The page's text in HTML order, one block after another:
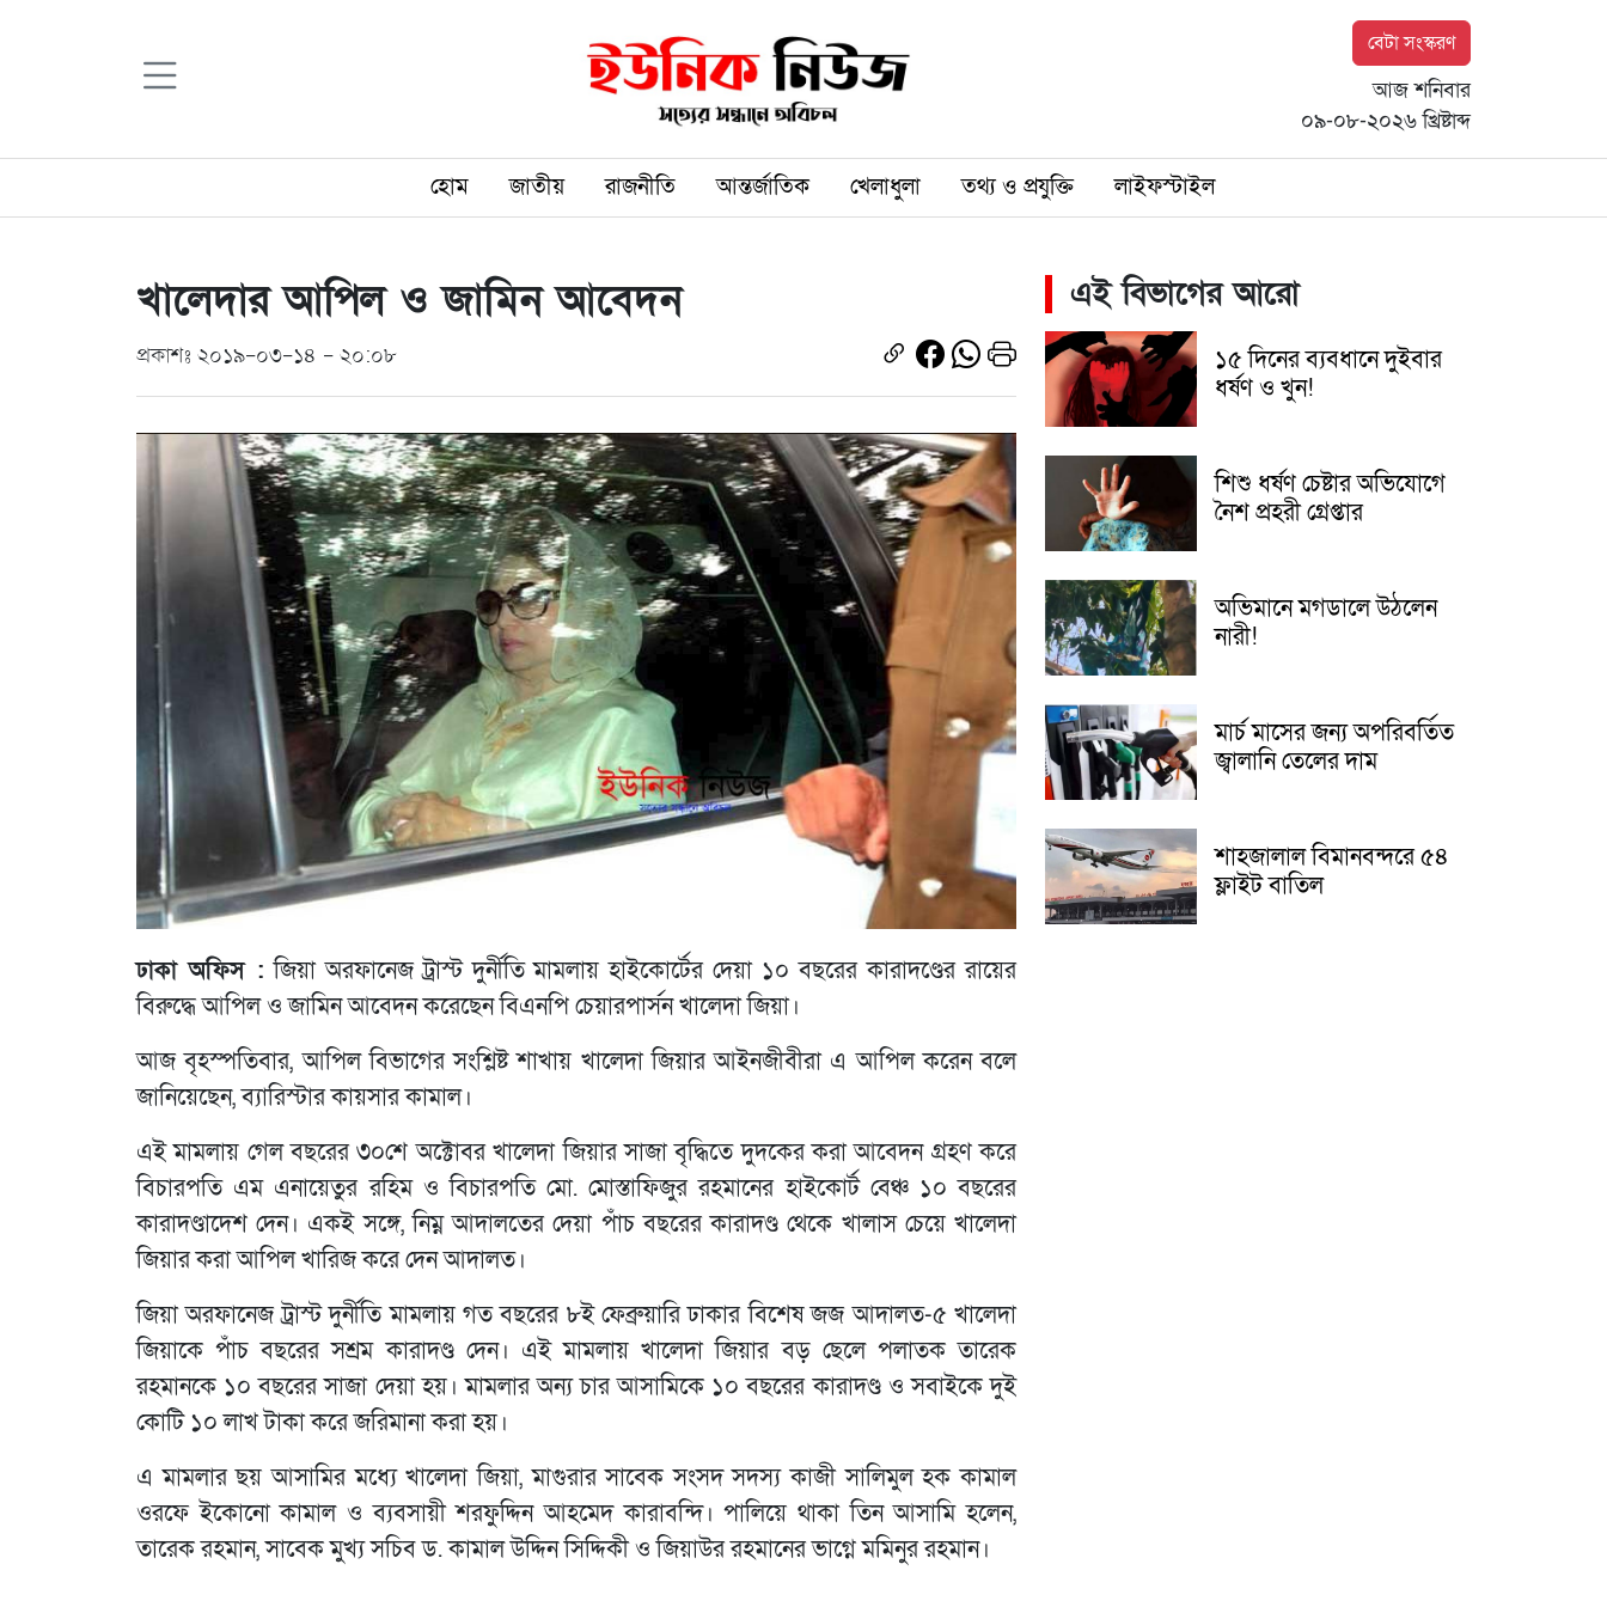
বেটা সংস্করণ
আজ শনিবার
০৯-০৮-২০২৬ খ্রিষ্টাব্দ
হোম জাতীয় রাজনীতি আন্তর্জাতিক খেলাধুলা তথ্য ও প্রযুক্তি লাইফস্টাইল
খালেদার আপিল ও জামিন আবেদন
প্রকাশঃ ২০১৯-০৩-১৪ - ২০:০৮
ঢাকা অফিস : জিয়া অরফানেজ ট্রাস্ট দুর্নীতি মামলায় হাইকোর্টের দেয়া ১০ বছরের কারাদণ্ডের রায়ের
বিরুদ্ধে আপিল ও জামিন আবেদন করেছেন বিএনপি চেয়ারপার্সন খালেদা জিয়া।
আজ বৃহস্পতিবার, আপিল বিভাগের সংশ্লিষ্ট শাখায় খালেদা জিয়ার আইনজীবীরা এ আপিল করেন বলে
জানিয়েছেন, ব্যারিস্টার কায়সার কামাল।
এই মামলায় গেল বছরের ৩০শে অক্টোবর খালেদা জিয়ার সাজা বৃদ্ধিতে দুদকের করা আবেদন গ্রহণ করে
বিচারপতি এম এনায়েতুর রহিম ও বিচারপতি মো. মোস্তাফিজুর রহমানের হাইকোর্ট বেঞ্চ ১০ বছরের
কারাদণ্ডাদেশ দেন। একই সঙ্গে, নিম্ন আদালতের দেয়া পাঁচ বছরের কারাদণ্ড থেকে খালাস চেয়ে খালেদা
জিয়ার করা আপিল খারিজ করে দেন আদালত।
জিয়া অরফানেজ ট্রাস্ট দুর্নীতি মামলায় গত বছরের ৮ই ফেব্রুয়ারি ঢাকার বিশেষ জজ আদালত-৫ খালেদা
জিয়াকে পাঁচ বছরের সশ্রম কারাদণ্ড দেন। এই মামলায় খালেদা জিয়ার বড় ছেলে পলাতক তারেক
রহমানকে ১০ বছরের সাজা দেয়া হয়। মামলার অন্য চার আসামিকে ১০ বছরের কারাদণ্ড ও সবাইকে দুই
কোটি ১০ লাখ টাকা করে জরিমানা করা হয়।
এ মামলার ছয় আসামির মধ্যে খালেদা জিয়া, মাগুরার সাবেক সংসদ সদস্য কাজী সালিমুল হক কামাল
ওরফে ইকোনো কামাল ও ব্যবসায়ী শরফুদ্দিন আহমেদ কারাবন্দি। পালিয়ে থাকা তিন আসামি হলেন,
তারেক রহমান, সাবেক মুখ্য সচিব ড. কামাল উদ্দিন সিদ্দিকী ও জিয়াউর রহমানের ভাগ্নে মমিনুর রহমান।
এই বিভাগের আরো
১৫ দিনের ব্যবধানে দুইবার
ধর্ষণ ও খুন!
শিশু ধর্ষণ চেষ্টার অভিযোগে
নৈশ প্রহরী গ্রেপ্তার
অভিমানে মগডালে উঠলেন
নারী!
মার্চ মাসের জন্য অপরিবর্তিত
জ্বালানি তেলের দাম
শাহজালাল বিমানবন্দরে ৫৪
ফ্লাইট বাতিল